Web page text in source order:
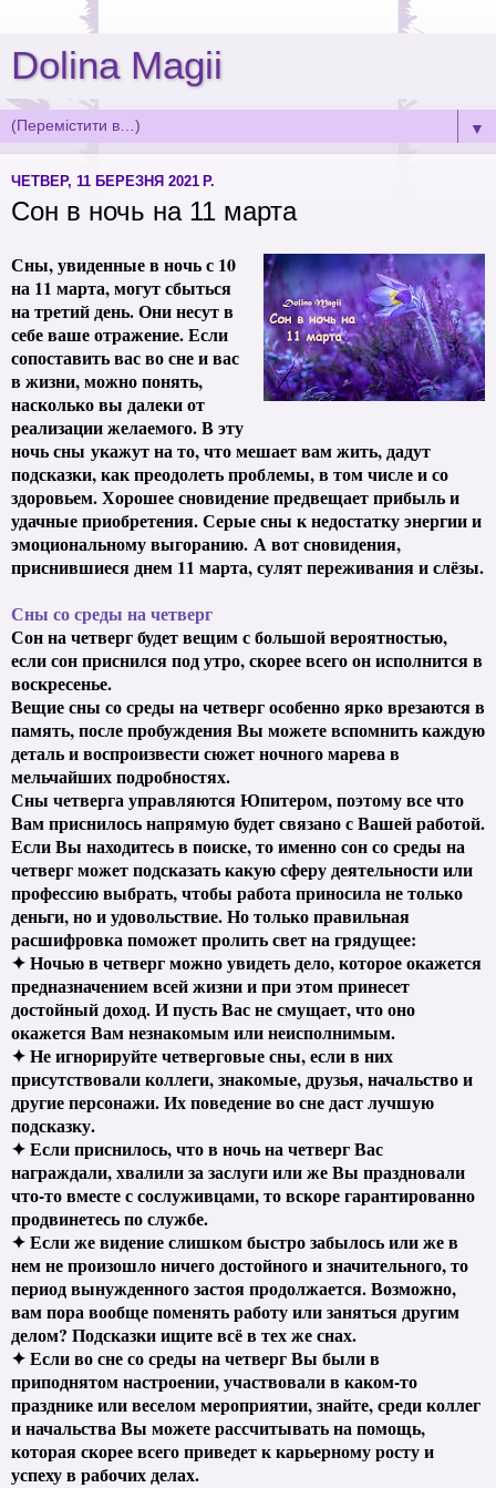
Dolina Magii
▼
ЧЕТВЕР, 11 БЕРЕЗНЯ 2021 Р.
Сон в ночь на 11 марта
Сны, увиденные в ночь с 10
на 11 марта, могут сбыться
на третий день. Они несут в
себе ваше отражение. Если
сопоставить вас во сне и вас
в жизни, можно понять,
насколько вы далеки от
реализации желаемого. В эту
ночь сны укажут на то, что мешает вам жить, дадут
подсказки, как преодолеть проблемы, в том числе и со
здоровьем. Хорошее сновидение предвещает прибыль и
удачные приобретения. Серые сны к недостатку энергии и
эмоциональному выгоранию. А вот сновидения,
приснившиеся днем 11 марта, сулят переживания и слёзы.
Сны со среды на четверг
Сон на четверг будет вещим с большой вероятностью,
если сон приснился под утро, скорее всего он исполнится в
воскресенье.
Вещие сны со среды на четверг особенно ярко врезаются в
память, после пробуждения Вы можете вспомнить каждую
деталь и воспроизвести сюжет ночного марева в
мельчайших подробностях.
Сны четверга управляются Юпитером, поэтому все что
Вам приснилось напрямую будет связано с Вашей работой.
Если Вы находитесь в поиске, то именно сон со среды на
четверг может подсказать какую сферу деятельности или
профессию выбрать, чтобы работа приносила не только
деньги, но и удовольствие. Но только правильная
расшифровка поможет пролить свет на грядущее:
✦ Ночью в четверг можно увидеть дело, которое окажется
предназначением всей жизни и при этом принесет
достойный доход. И пусть Вас не смущает, что оно
окажется Вам незнакомым или неисполнимым.
✦ Не игнорируйте четверговые сны, если в них
присутствовали коллеги, знакомые, друзья, начальство и
другие персонажи. Их поведение во сне даст лучшую
подсказку.
✦ Если приснилось, что в ночь на четверг Вас
награждали, хвалили за заслуги или же Вы праздновали
что-то вместе с сослуживцами, то вскоре гарантированно
продвинетесь по службе.
✦ Если же видение слишком быстро забылось или же в
нем не произошло ничего достойного и значительного, то
период вынужденного застоя продолжается. Возможно,
вам пора вообще поменять работу или заняться другим
делом? Подсказки ищите всё в тех же снах.
✦ Если во сне со среды на четверг Вы были в
приподнятом настроении, участвовали в каком-то
празднике или веселом мероприятии, знайте, среди коллег
и начальства Вы можете рассчитывать на помощь,
которая скорее всего приведет к карьерному росту и
успеху в рабочих делах.